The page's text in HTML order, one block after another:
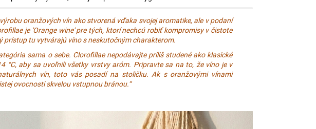
oranžových vín ako stvorená vďaka svojej aromatike, ale v podaní
je 'Orange wine' pre tých, ktorí nechcú robiť kompromisy v čistote
prístup tu vytvárajú víno s neskutočným charakterom.
sama o sebe. Clorofillae nepodávajte príliš studené ako klasické
°C, aby sa uvoľnili všetky vrstvy aróm. Pripravte sa na to, že víno je v
vín, toto vás posadí na stoličku. Ak s oranžovými vínami
ovocnosti skvelou vstupnou bránou.“